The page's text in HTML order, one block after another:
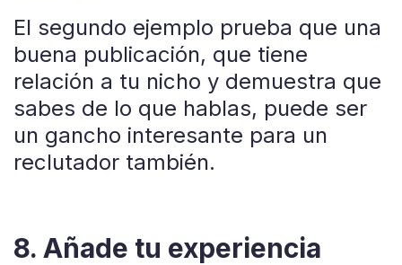
El segundo ejemplo prueba que una
buena publicación, que tiene
relación a tu nicho y demuestra que
sabes de lo que hablas, puede ser
un gancho interesante para un
reclutador también.
8. Añade tu experiencia